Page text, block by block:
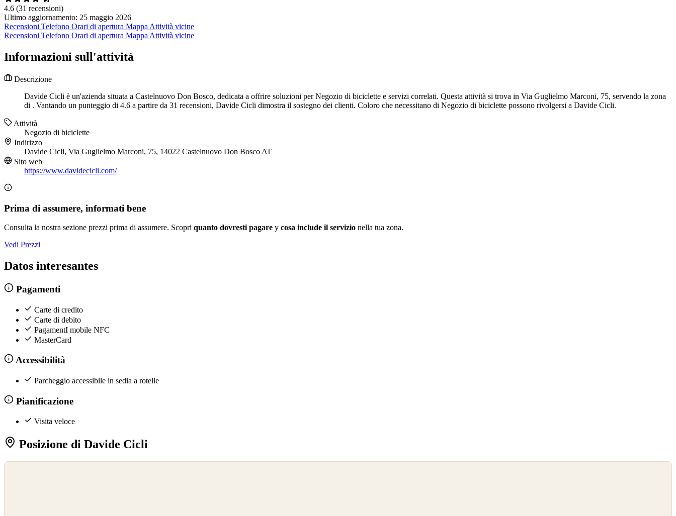
4.6 (31 recensioni)
Ultimo aggiornamento: 25 maggio 2026
Recensioni Telefono Orari di apertura Mappa Attività vicine
Recensioni Telefono Orari di apertura Mappa Attività vicine
Informazioni sull'attività
Descrizione
Davide Cicli è un'azienda situata a Castelnuovo Don Bosco, dedicata a offrire soluzioni per Negozio di biciclette e servizi correlati. Questa attività si trova in Via Guglielmo Marconi, 75, servendo la zona
di . Vantando un punteggio di 4.6 a partire da 31 recensioni, Davide Cicli dimostra il sostegno dei clienti. Coloro che necessitano di Negozio di biciclette possono rivolgersi a Davide Cicli.
Attività
Negozio di biciclette
Indirizzo
Davide Cicli, Via Guglielmo Marconi, 75, 14022 Castelnuovo Don Bosco AT
Sito web
https://www.davidecicli.com/
Prima di assumere, informati bene
Consulta la nostra sezione prezzi prima di assumere. Scopri quanto dovresti pagare y cosa include il servizio nella tua zona.
Vedi Prezzi
Datos interesantes
Pagamenti
Carte di credito
Carte di debito
PagamentI mobile NFC
MasterCard
Accessibilità
Parcheggio accessibile in sedia a rotelle
Pianificazione
Visita veloce
Posizione di Davide Cicli